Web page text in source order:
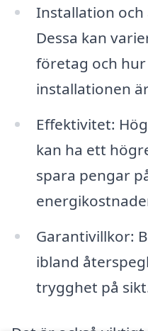
Installation
Dessa kan
företag och
installationen
Effektivitet:
kan ha ett
spara pengar
Garantivillkor:
ibland
trygghet på